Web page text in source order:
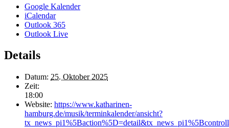
Google Kalender
iCalendar
Outlook 365
Outlook Live
Details
Datum: 25. Oktober 2025
Zeit:
18:00
Website: https://www.katharinen-
hamburg.de/musik/terminkalender/ansicht?